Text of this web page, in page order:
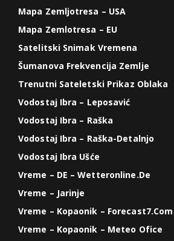
Mapa Zemljotresa – USA
Mapa Zemlotresa – EU
Satelitski Snimak Vremena
Šumanova Frekvencija Zemlje
Trenutni Sateletski Prikaz Oblaka
Vodostaj Ibra – Leposavić
Vodostaj Ibra – Raška
Vodostaj Ibra – Raška-Detalnjo
Vodostaj Ibra Ušće
Vreme – DE – Wetteronline.de
Vreme – Jarinje
Vreme – Kopaonik – Forecast7.com
Vreme – Kopaonik – Meteo Ofice